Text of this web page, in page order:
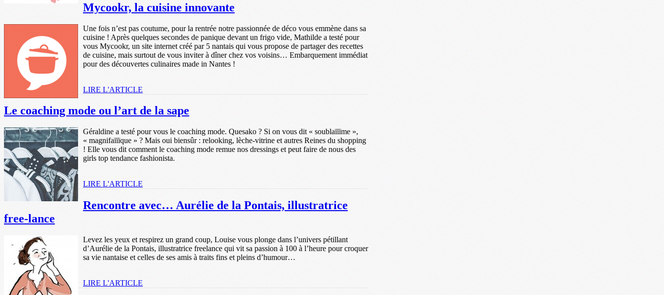
Mycookr, la cuisine innovante
Une fois n’est pas coutume, pour la rentrée notre passionnée de déco vous emmène dans sa
cuisine ! Après quelques secondes de panique devant un frigo vide, Mathilde a testé pour
vous Mycookr, un site internet créé par 5 nantais qui vous propose de partager des recettes
de cuisine, mais surtout de vous inviter à dîner chez vos voisins… Embarquement immédiat
pour des découvertes culinaires made in Nantes !
LIRE L'ARTICLE
Le coaching mode ou l’art de la sape
Géraldine a testé pour vous le coaching mode. Quesako ? Si on vous dit « soublaïïïme »,
« magnifaïïïque » ? Mais oui biensûr : relooking, lèche-vitrine et autres Reines du shopping
! Elle vous dit comment le coaching mode remue nos dressings et peut faire de nous des
girls top tendance fashionista.
LIRE L'ARTICLE
Rencontre avec… Aurélie de la Pontais, illustratrice
free-lance
Levez les yeux et respirez un grand coup, Louise vous plonge dans l’univers pétillant
d’Aurélie de la Pontais, illustratrice freelance qui vit sa passion à 100 à l’heure pour croquer
sa vie nantaise et celles de ses amis à traits fins et pleins d’humour…
LIRE L'ARTICLE